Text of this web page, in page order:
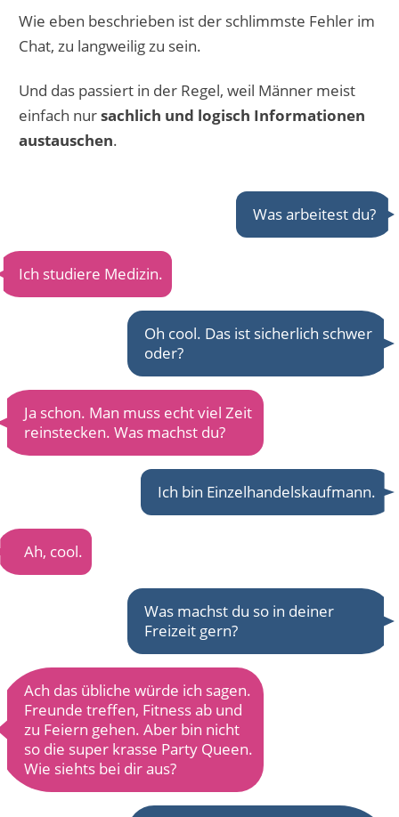
Wie eben beschrieben ist der schlimmste Fehler im
Chat, zu langweilig zu sein.
Und das passiert in der Regel, weil Männer meist
einfach nursachlich und logisch Informationen
austauschen.
Was arbeitest du?
Ich studiere Medizin.
Oh cool. Das ist sicherlich schwer
oder?
Ja schon. Man muss echt viel Zeit
reinstecken. Was machst du?
Ich bin Einzelhandelskaufmann.
Ah, cool.
Was machst du so in deiner
Freizeit gern?
Ach das übliche würde ich sagen.
Freunde treffen, Fitness ab und
zu Feiern gehen. Aber bin nicht
so die super krasse Party Queen.
Wie siehts bei dir aus?